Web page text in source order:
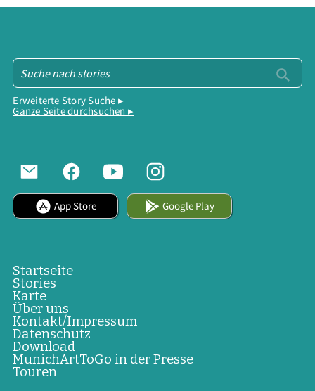
Erweiterte Story Suche ▸
Ganze Seite durchsuchen ▸
App Store Google Play
Startseite
Stories
Karte
Über uns
Kontakt/Impressum
Datenschutz
Download
MunichArtToGo in der Presse
Touren